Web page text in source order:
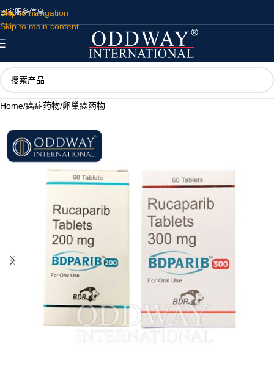
Skip to navigation
Skip to main content
国家服务信息
Home/癌症药物/卵巢癌药物